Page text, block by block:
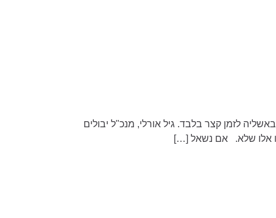
לזמן קצר בלבד. גיל אורלי, מנכ"ל יבולים
אלו שלא. אם נשאל […]